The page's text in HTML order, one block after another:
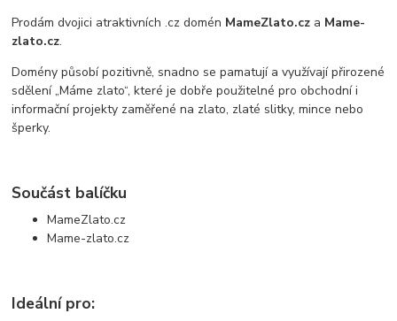
Prodám dvojici atraktivních .cz domén MameZlato.cz a Mame-
zlato.cz.
Domény působí pozitivně, snadno se pamatují a využívají přirozené
sdělení „Máme zlato“, které je dobře použitelné pro obchodní i
informační projekty zaměřené na zlato, zlaté slitky, mince nebo
šperky.
Součást balíčku
MameZlato.cz
Mame-zlato.cz
Ideální pro: